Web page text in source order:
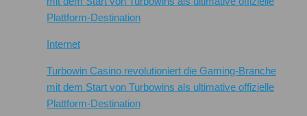
Internet
Turbowin Casino revolutioniert die Gaming-Branche
mit dem Start von Turbowins als ultimative offizielle
Plattform-Destination